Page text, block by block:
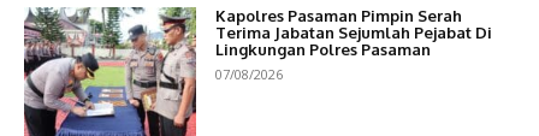
Kapolres Pasaman Pimpin Serah
Terima Jabatan Sejumlah Pejabat Di
Lingkungan Polres Pasaman
07/08/2026